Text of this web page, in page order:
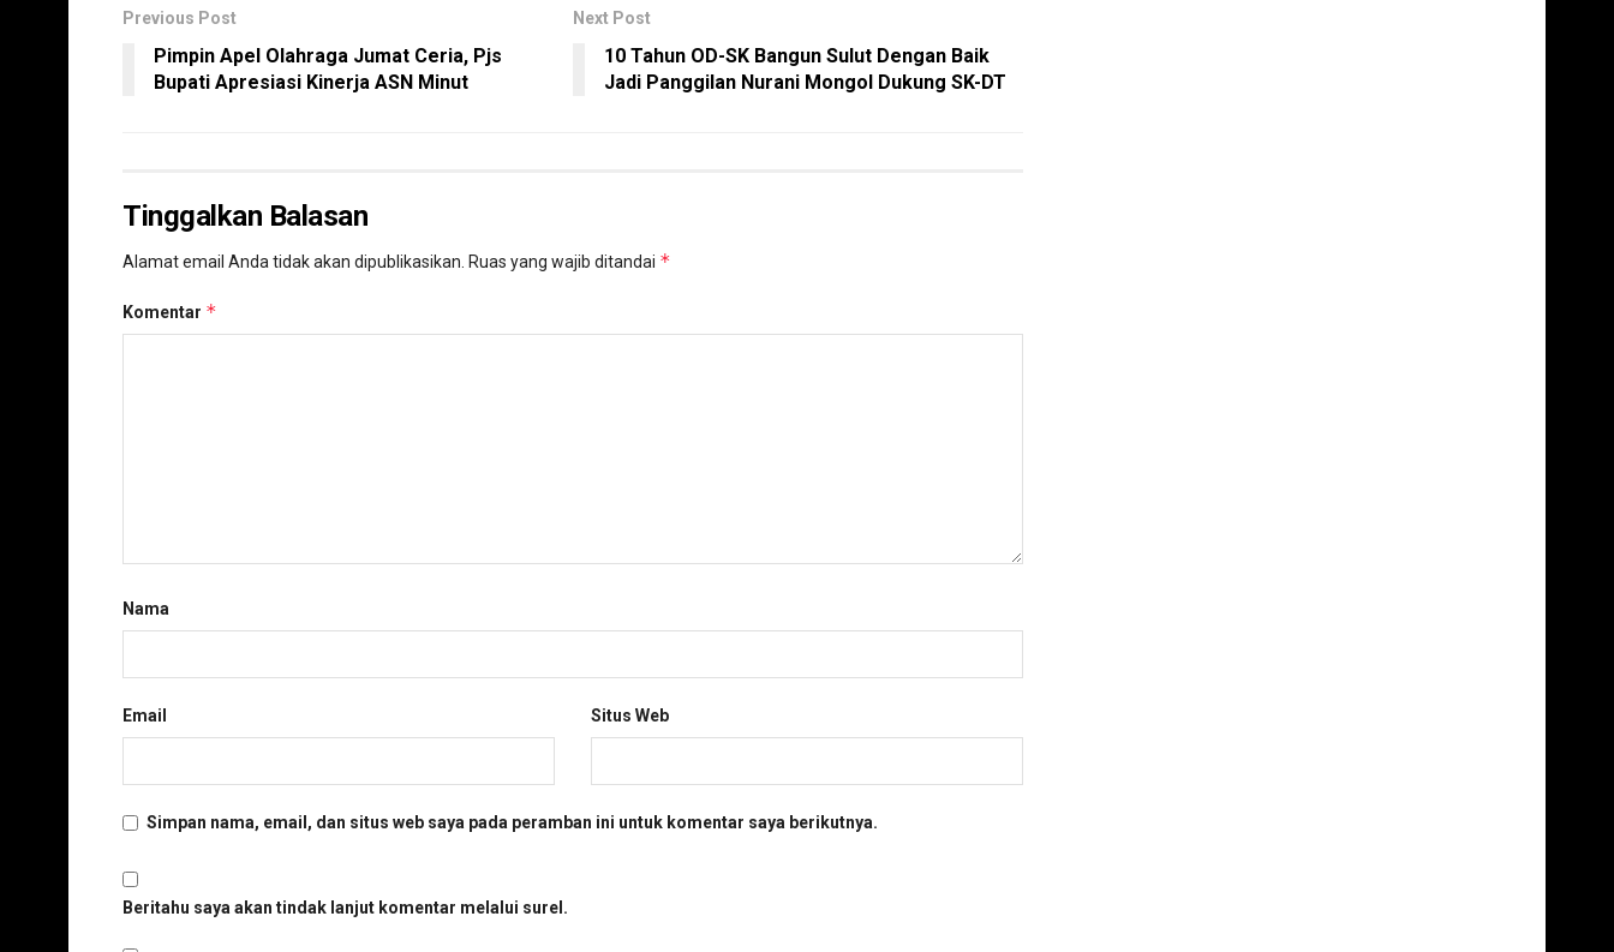
Previous Post
Pimpin Apel Olahraga Jumat Ceria, Pjs
Bupati Apresiasi Kinerja ASN Minut
Next Post
10 Tahun OD-SK Bangun Sulut Dengan Baik
Jadi Panggilan Nurani Mongol Dukung SK-DT
Tinggalkan Balasan
Alamat email Anda tidak akan dipublikasikan. Ruas yang wajib ditandai *
Komentar *
Nama
Email Situs Web
Simpan nama, email, dan situs web saya pada peramban ini untuk komentar saya berikutnya.
Beritahu saya akan tindak lanjut komentar melalui surel.